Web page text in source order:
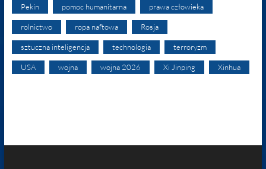
Pekin pomoc humanitarna prawa człowieka
rolnictwo ropa naftowa Rosja
sztuczna inteligencja technologia terroryzm
USA wojna wojna 2026 Xi Jinping Xinhua